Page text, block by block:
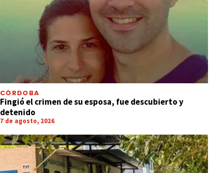
CÓRDOBA
Fingió el crimen de su esposa, fue descubierto y
detenido
7 de agosto, 2026